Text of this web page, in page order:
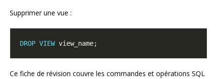
Supprimer une vue :
DROP VIEW
Ce fiche de révision couvre les commandes et opérations SQL